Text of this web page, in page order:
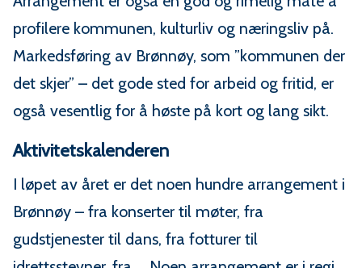
profilere kommunen, kulturliv og næringsliv på.
Markedsføring av Brønnøy, som ”kommunen der
det skjer” – det gode sted for arbeid og fritid, er
også vesentlig for å høste på kort og lang sikt.
Aktivitetskalenderen
I løpet av året er det noen hundre arrangement i
Brønnøy – fra konserter til møter, fra
gudstjenester til dans, fra fotturer til